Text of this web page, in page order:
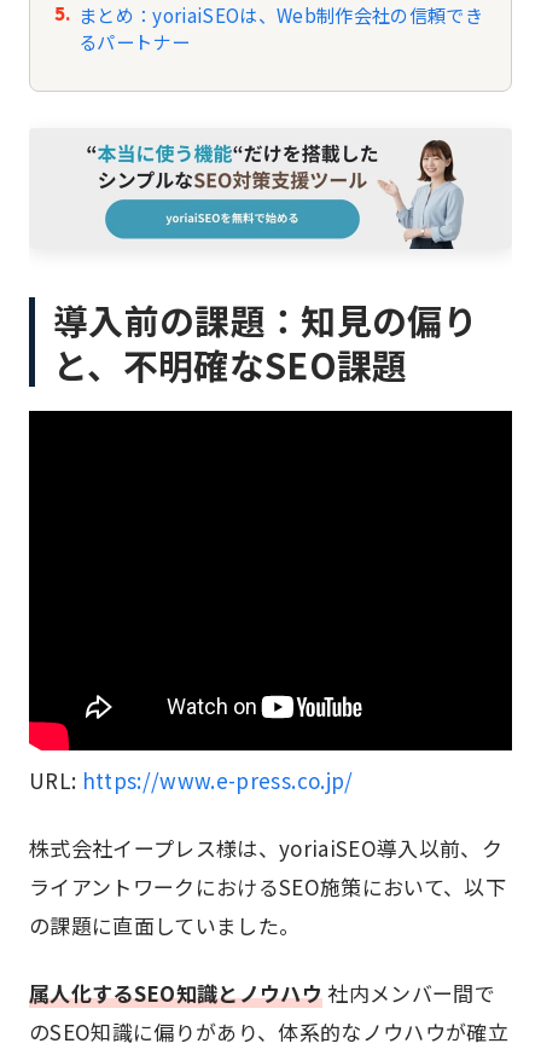
まとめ：yoriaiSEOは、Web制作会社の信頼でき
るパートナー
導入前の課題：知見の偏り
と、不明確なSEO課題
URL: https://www.e-press.co.jp/
株式会社イープレス様は、yoriaiSEO導入以前、ク
ライアントワークにおけるSEO施策において、以下
の課題に直面していました。
属人化するSEO知識とノウハウ社内メンバー間で
のSEO知識に偏りがあり、体系的なノウハウが確立